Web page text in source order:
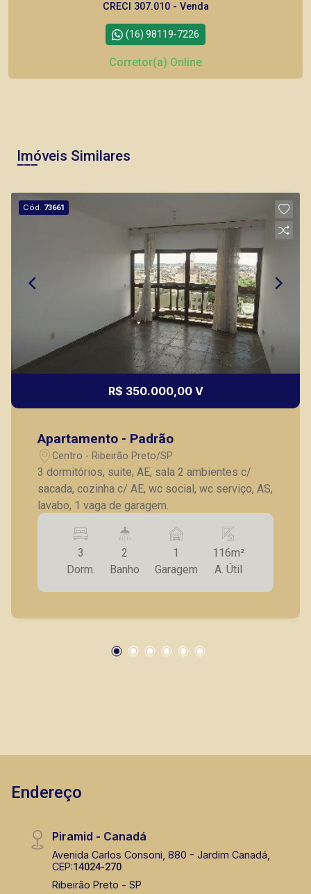
CRECI 307.010 - Venda
(16) 98119-7226
Corretor(a) Online
CRECI 82740 - Venda
(16) 99137-0754
CORRETOR DE PLANTÃO
Thamiris Leandra Benevides
(16) 99263-0551
Corretor(a) Online
CORRETOR DE PLANTÃO
Lucelia Mariotti
(16) 99222-2915
Fabiana Gonçalves
Imóveis Similares
Cód. 73661
R$ 350.000,00 V
Apartamento - Padrão
Centro - Ribeirão Preto/SP
3 dormitórios, suite, AE, sala 2 ambientes c/
sacada, cozinha c/ AE, wc social, wc serviço, AS,
lavabo, 1 vaga de garagem.
3
Dorm.
2
Banho
1
Garagem
116m²
A. Útil
Endereço
Piramid - Canadá
Avenida Carlos Consoni, 880 - Jardim Canadá,
CEP:14024-270
Ribeirão Preto - SP